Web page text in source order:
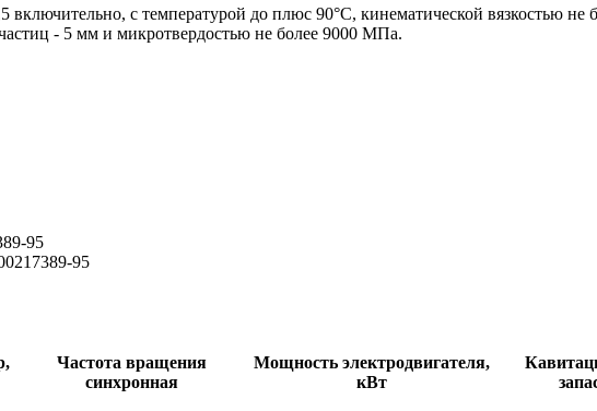
включительно, с температурой до плюс 90°С, кинематической вязкостью не
- 5 мм и микротвердостью не более 9000 МПа.
95
95
Частота вращения
синхронная
Мощность электродвигателя,
кВт